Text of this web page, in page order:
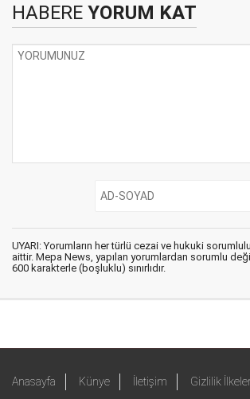
HABERE YORUM KAT
UYARI: Yorumların her türlü cezai ve hukuki
aittir. Mepa News, yapılan yorumlardan sorumlu
600 karakterle (boşluklu) sınırlıdır.
Anasayfa Künye İletişim Gizlilik